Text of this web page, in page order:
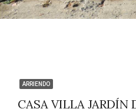
ARRIENDO
CASA VILLA JARDÍN